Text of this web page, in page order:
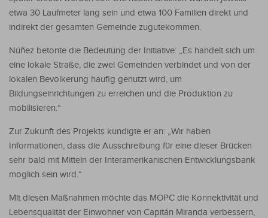
etwa 30 Laufmeter lang sein und etwa 100 Familien direkt und
indirekt der gesamten Gemeinde zugutekommen.
Núñez betonte die Bedeutung der Initiative: „Es handelt sich um
eine lokale Straße, die zwei Gemeinden verbindet und von der
lokalen Bevölkerung häufig genutzt wird, um
Bildungseinrichtungen zu erreichen und die Produktion zu
mobilisieren.“
Zur Zukunft des Projekts kündigte er an: „Wir haben
Informationen, dass die Ausschreibung für eine dieser Brücken
sehr bald mit Mitteln der Interamerikanischen Entwicklungsbank
möglich sein wird.“
Mit diesen Maßnahmen möchte das MOPC die Konnektivität und
Lebensqualität der Einwohner von Capitán Miranda verbessern,